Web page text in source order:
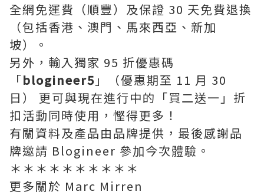
全網免運費（順豐）及保證 30 天免費退換
（包括香港、澳門、馬來西亞、新加
坡）。
另外，輸入獨家 95 折優惠碼
「blogineer5 」（優惠期至 11 月 30
日） 更可與現在進行中的「買二送一」折
扣活動同時使用，慳得更多！
有關資料及產品由品牌提供，最後感謝品
牌邀請 Blogineer 參加今次體驗。
＊＊＊＊＊＊＊＊＊＊
更多關於 Marc Mirren